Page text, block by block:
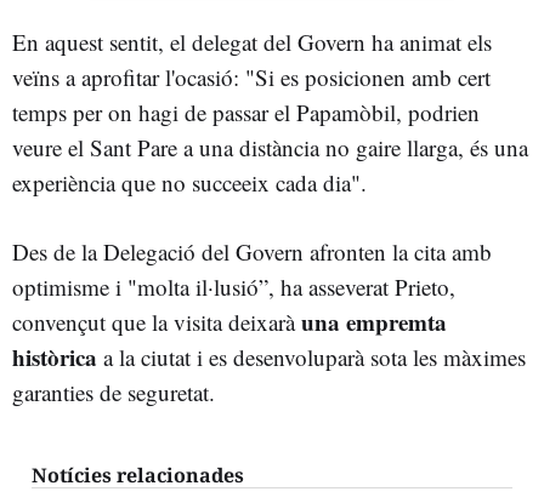
En aquest sentit, el delegat del Govern ha animat els
veïns a aprofitar l'ocasió: "Si es posicionen amb cert
temps per on hagi de passar el Papamòbil, podrien
veure el Sant Pare a una distància no gaire llarga, és una
experiència que no succeeix cada dia".
Des de la Delegació del Govern afronten la cita amb
optimisme i "molta il·lusió”, ha asseverat Prieto,
convençut que la visita deixaràuna empremta
històrica a la ciutat i es desenvoluparà sota les màximes
garanties de seguretat.
Notícies relacionades